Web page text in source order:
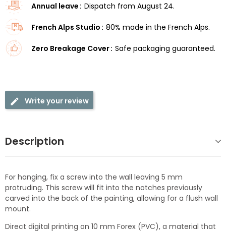
Annual leave Dispatch from August 24.
French Alps Studio 80% made in the French Alps.
Zero Breakage Cover Safe packaging guaranteed.
Write your review
Description
For hanging, fix a screw into the wall leaving 5 mm
protruding. This screw will fit into the notches previously
carved into the back of the painting, allowing for a flush wall
mount.
Direct digital printing on 10 mm Forex (PVC), a material that